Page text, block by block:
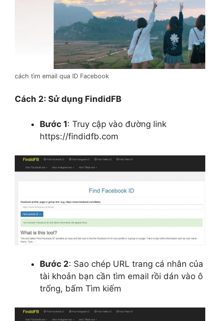
cách tìm email qua ID Facebook
Cách 2: Sử dụng FindidFB
Bước 1: Truy cập vào đường link
https://findidfb.com
Bước 2: Sao chép URL trang cá nhân của
tài khoản bạn cần tìm email rồi dán vào ô
trống, bấm Tìm kiếm